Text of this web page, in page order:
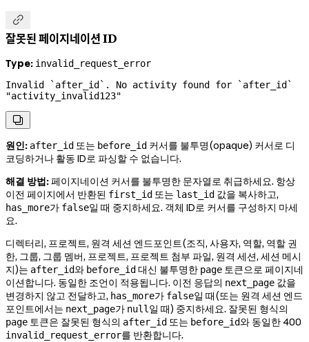

잘못된 페이지네이션 ID
Type: invalid_request_error
Invalid `after_id`. No activity found for `after_id`
"activity_invalid123"

원인: after_id 또는 before_id 커서를 불투명(opaque) 커서로 디
코딩하거나 활동 ID로 파싱할 수 없습니다.
해결 방법:페이지네이션 커서를 불투명한 문자열로 취급하세요. 항상
이전 페이지에서 반환된 first_id 또는 last_id 값을 복사하고,
has_more가 false일 때 중지하세요. 객체 ID로 커서를 구성하지 마세
요.
디렉터리, 프로젝트, 원격 세션 엔드포인트(조직, 사용자, 역할, 역할 권
한, 그룹, 그룹 멤버, 프로젝트, 프로젝트 첨부 파일, 원격 세션, 세션 메시
지)는 after_id와 before_id 대신 불투명한 page 토큰으로 페이지네
이션합니다. 동일한 조언이 적용됩니다. 이전 응답의 next_page 값을
변경하지 않고 전달하고, has_more가 false일 때(또는 원격 세션 엔드
포인트에서는 next_page가 null 일 때) 중지하세요. 잘못된 형식의
page 토큰은 잘못된 형식의 after_id 또는 before_id와 동일한 400
invalid_request_error를 반환합니다.